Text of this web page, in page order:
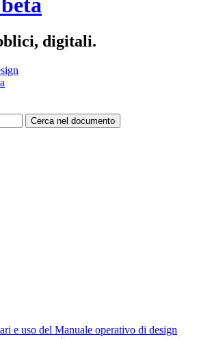
digitali.
Cerca nel documento
e uso del Manuale operativo di design